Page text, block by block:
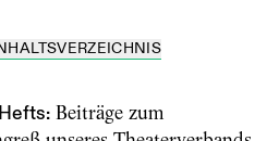
Beiträge zum